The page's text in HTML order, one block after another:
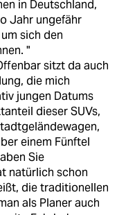
in Deutschland,
Jahr ungefähr
sich den
"
sitzt da auch
die mich
jungen Datums
dieser SUVs,
einem Fünftel
Sie
natürlich schon
die traditionellen
als Planer auch